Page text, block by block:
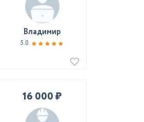
Владимир
5.0
16 000 ₽